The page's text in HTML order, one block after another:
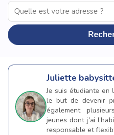
Juliette
Je suis étudiante en
le but de devenir
également
jeunes dont j’ai
responsable et